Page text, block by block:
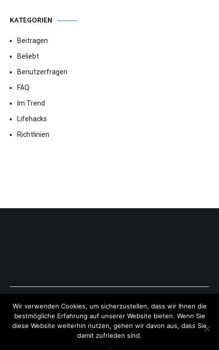
KATEGORIEN
Beitragen
Beliebt
Benutzerfragen
FAQ
Im Trend
Lifehacks
Richtlinien
Copyright © 2026ExpressAntworten.com. All rights reserved.
Theme:Cenote by ThemeGrill. Powered byWordPress .
Wir verwenden Cookies, um sicherzustellen, dass wir Ihnen die
bestmögliche Erfahrung auf unserer Website bieten. Wenn Sie
diese Website weiterhin nutzen, gehen wir davon aus, dass Sie
damit zufrieden sind.
Ok